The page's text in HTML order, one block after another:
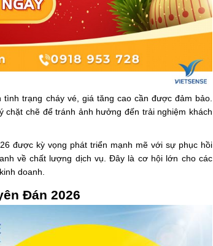
trạng cháy vé, giá tăng cao cần được đảm bảo.
chẽ để tránh ảnh hưởng đến trải nghiệm khách
được kỳ vọng phát triển mạnh mẽ với sự phục hồi
về chất lượng dịch vụ. Đây là cơ hội lớn cho các
doanh.
Đán 2026